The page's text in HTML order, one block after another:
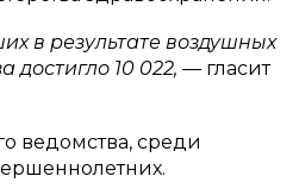
в результате воздушных
достигло 10 022, — гласит
ведомства, среди